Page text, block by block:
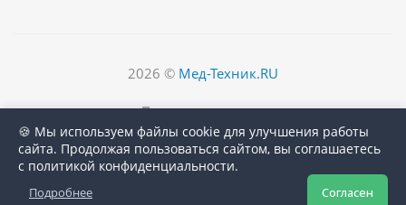
2026 © Мед-Техник.RU
🍪 Мы используем файлы cookie для улучшения работы
сайта. Продолжая пользоваться сайтом, вы соглашаетесь
с политикой конфиденциальности.
Подробнее Согласен